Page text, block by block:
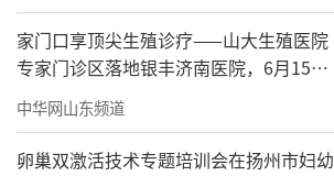
家门口享顶尖生殖诊疗——山大生殖医院
专家门诊区落地银丰济南医院，6月15日
正式开诊
中华网山东频道
卵巢双激活技术专题培训会在扬州市妇幼